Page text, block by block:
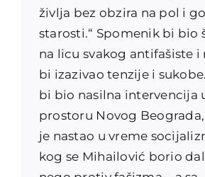
življa bez obzira na pol i
starosti.“ Spomenik bi bio
na licu svakog antifašiste i
bi izazivao tenzije i sukobe.
bi bio nasilna intervencija
prostoru Novog
je nastao u vreme
kog se Mihailović borio